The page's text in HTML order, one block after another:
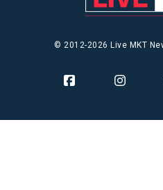
© 2012-2026 Live MKT